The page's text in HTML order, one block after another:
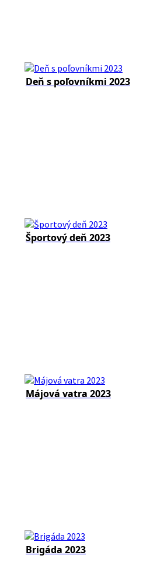
Deň s poľovníkmi 2023
Športový deň 2023
Májová vatra 2023
Brigáda 2023